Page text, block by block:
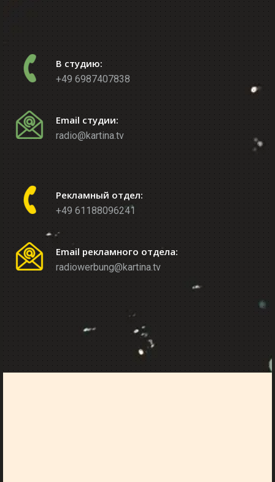
В студию:
+49 6987407838
Email студии:
radio@kartina.tv
Рекламный отдел:
+49 61188096241
Email рекламного отдела:
radiowerbung@kartina.tv